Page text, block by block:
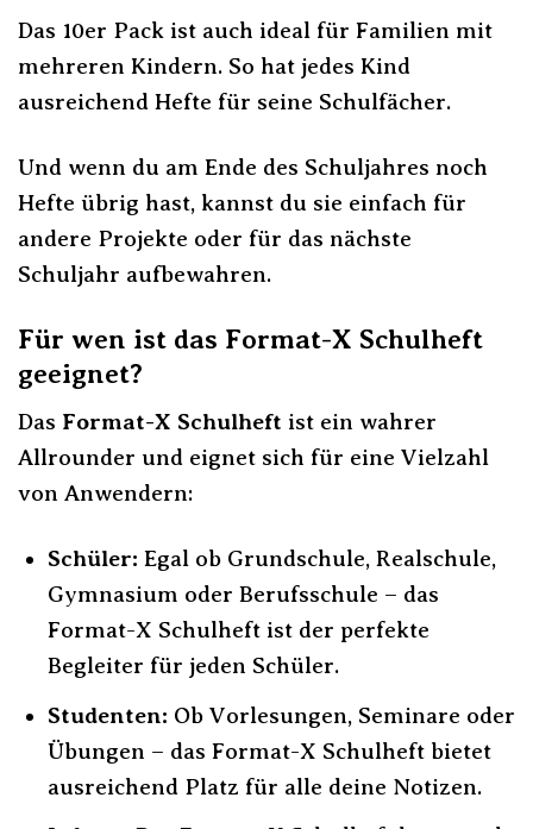
Das 10er Pack ist auch ideal für Familien mit
mehreren Kindern. So hat jedes Kind
ausreichend Hefte für seine Schulfächer.
Und wenn du am Ende des Schuljahres noch
Hefte übrig hast, kannst du sie einfach für
andere Projekte oder für das nächste
Schuljahr aufbewahren.
Für wen ist das Format-X Schulheft
geeignet?
Das Format-X Schulheft ist ein wahrer
Allrounder und eignet sich für eine Vielzahl
von Anwendern:
Schüler: Egal ob Grundschule, Realschule,
Gymnasium oder Berufsschule – das
Format-X Schulheft ist der perfekte
Begleiter für jeden Schüler.
Studenten: Ob Vorlesungen, Seminare oder
Übungen – das Format-X Schulheft bietet
ausreichend Platz für alle deine Notizen.